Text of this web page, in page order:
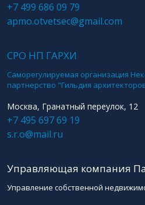
+7 499 686 09 79
apmo.otvetsec@gmail.com
СРО НП ГАРХИ
Саморегулируемая организация
партнерство "Гильдия
Москва, Гранатный переулок, 12
+7 495 697 69 19
s.r.o@mail.ru
Управляющая компания
Управление собственной